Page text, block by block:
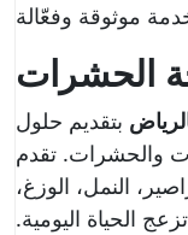
الحشرات
بتقديم حلول
والحشرات. تقدم
النمل، الوزغ،
الحياة اليومية.